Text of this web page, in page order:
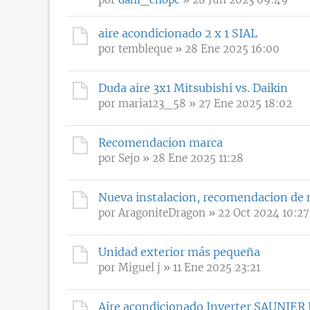
aire acondicionado 2 x 1 SIAL
por tembleque » 28 Ene 2025 16:00
Duda aire 3x1 Mitsubishi vs. Daikin
por maria123_58 » 27 Ene 2025 18:02
Recomendacion marca
por Sejo » 28 Ene 2025 11:28
Nueva instalacion, recomendacion de
por AragoniteDragon » 22 Oct 2024 10:27
Unidad exterior más pequeña
por Miguel j » 11 Ene 2025 23:21
Aire acondicionado Inverter SAUNIER